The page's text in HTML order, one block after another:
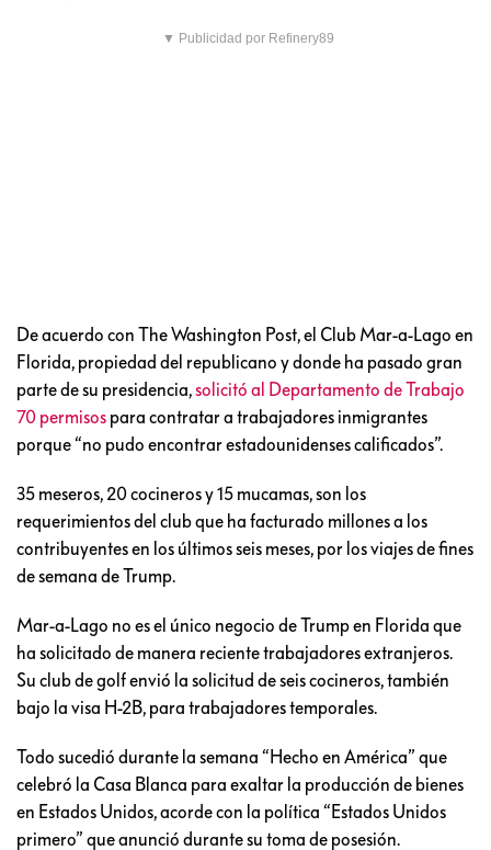
▼ Publicidad por Refinery89
De acuerdo con The Washington Post, el Club Mar-a-Lago en
Florida, propiedad del republicano y donde ha pasado gran
parte de su presidencia,solicitó al Departamento de Trabajo
70 permisos para contratar a trabajadores inmigrantes
porque “no pudo encontrar estadounidenses calificados”.
35 meseros, 20 cocineros y 15 mucamas, son los
requerimientos del club que ha facturado millones a los
contribuyentes en los últimos seis meses, por los viajes de fines
de semana de Trump.
Mar-a-Lago no es el único negocio de Trump en Florida que
ha solicitado de manera reciente trabajadores extranjeros.
Su club de golf envió la solicitud de seis cocineros, también
bajo la visa H-2B, para trabajadores temporales.
Todo sucedió durante la semana “Hecho en América” que
celebró la Casa Blanca para exaltar la producción de bienes
en Estados Unidos, acorde con la política “Estados Unidos
primero” que anunció durante su toma de posesión.